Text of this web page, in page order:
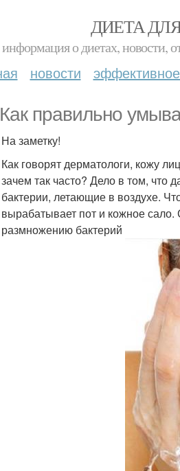
ДИЕТА
информация о диетах, новости,
новости
Как правильно
На заметку!
Как говорят дерматологи, кожу
зачем так часто? Дело в том, что
бактерии, летающие в воздухе.
вырабатывает пот и кожное
размножению бактерий